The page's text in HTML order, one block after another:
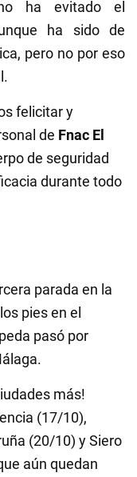
ha evitado el
ha sido de
pero no por eso
felicitar y
de Fnac El
de seguridad
durante todo
parada en la
pies en el
pasó por
más!
(17/10),
(20/10) y Siero
aún quedan